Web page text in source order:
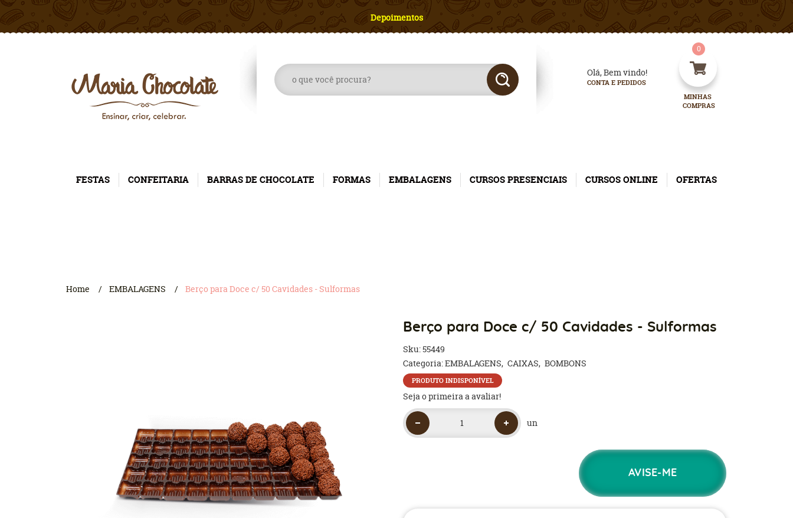
Depoimentos
Olá, Bem vindo!
CONTA E PEDIDOS
MINHAS
COMPRAS
0
FESTAS CONFEITARIA BARRAS DE CHOCOLATE FORMAS EMBALAGENS CURSOS PRESENCIAIS CURSOS ONLINE OFERTAS
Home EMBALAGENS Berço para Doce c/ 50 Cavidades - Sulformas
Berço para Doce c/ 50 Cavidades - Sulformas
Sku:55449
Categoria:EMBALAGENS CAIXAS BOMBONS
PRODUTO INDISPONÍVEL
Seja o primeira a avaliar!
un
AVISE-ME